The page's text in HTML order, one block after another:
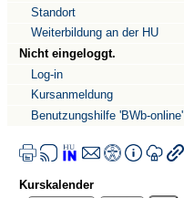
Standort
Weiterbildung an der HU
Nicht eingeloggt.
Log-in
Kursanmeldung
Benutzungshilfe 'BWb-online'
Kurskalender